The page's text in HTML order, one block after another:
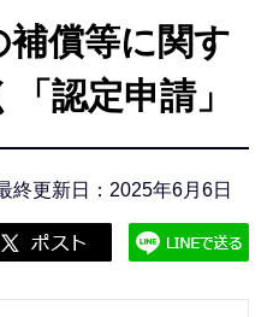
償等に関す
認定申請」
終更新日：2025年6月6日